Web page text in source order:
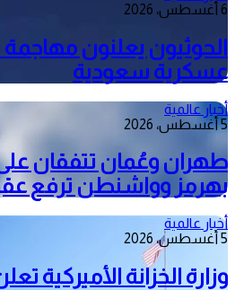
6 أغسطس، 2026
الحوثيون يعلنون
عسكرية سعودية
أخبار عالمية
5 أغسطس، 2026
طهران وعُمان تتفقان
بهرمز وواشنطن ترفع
أخبار عالمية
5 أغسطس، 2026
وزارة الخزانة الأميركية